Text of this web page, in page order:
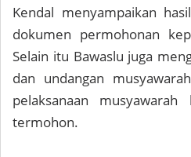
Kendal menyampaikan
dokumen permohonan
Selain itu Bawaslu juga
dan undangan
pelaksanaan
termohon.